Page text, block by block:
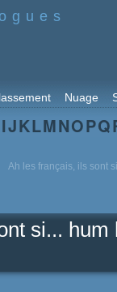
Nuage
IJKLMNOPQ
Ah les français, ils sont
si... hum